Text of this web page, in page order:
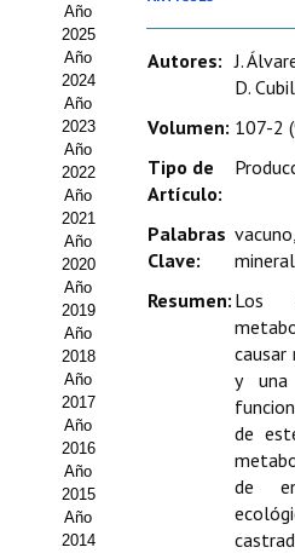
Estatutos
Hacerse socio
Noticias
Galería de Fotos
Web AIDA 2.0
REVISTA ITEA
Presentación ITEA
Equipo Editorial
Leer revista ITEA
Directrices para autores/as
Políticas Editoriales
Año
2025
Año
2024
Año
2023
Año
2022
Año
2021
Año
2020
Año
2019
Año
2018
Año
2017
Año
2016
Año
2015
Año
2014
Autores: J.
D.
Volumen: 107-2
Tipo de
Artículo:
Palabras
Clave:
Resumen: Los
causar
y una
de
de